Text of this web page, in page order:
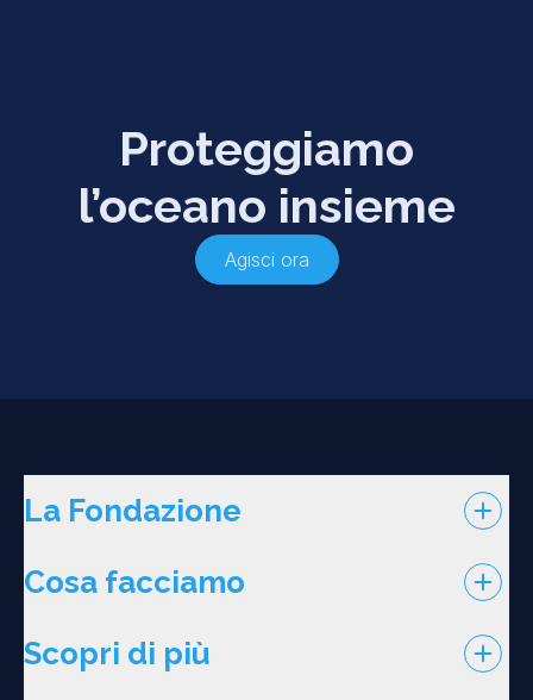
Proteggiamo
l’oceano insieme
Agisci ora
La Fondazione
Cosa facciamo
Scopri di più